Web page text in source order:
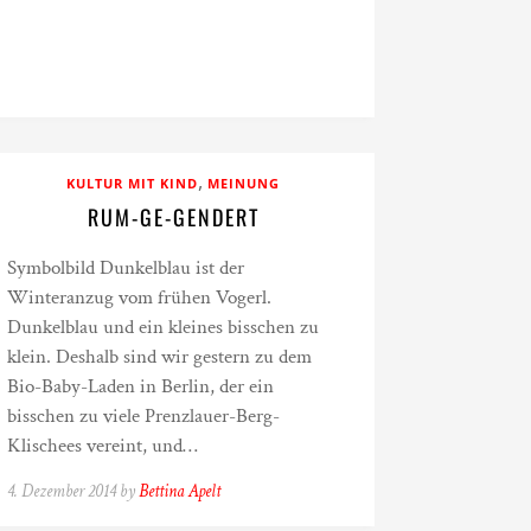
KULTUR MIT KIND, MEINUNG
RUM-GE-GENDERT
Symbolbild Dunkelblau ist der
Winteranzug vom frühen Vogerl.
Dunkelblau und ein kleines bisschen zu
klein. Deshalb sind wir gestern zu dem
Bio-Baby-Laden in Berlin, der ein
bisschen zu viele Prenzlauer-Berg-
Klischees vereint, und…
4. Dezember 2014 byBettina Apelt